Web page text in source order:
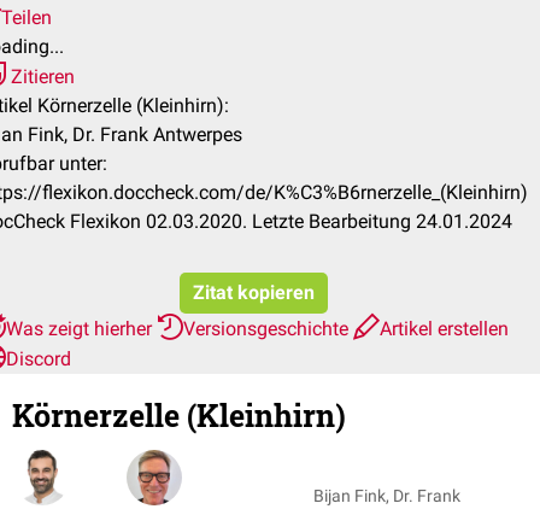
Teilen
Zitieren
Körnerzelle (Kleinhirn):
Fink, Dr. Frank Antwerpes
unter:
flexikon.doccheck.com/de/K%C3%B6rnerzelle_(Kleinhirn)
Flexikon 02.03.2020. Letzte Bearbeitung 24.01.2024
Zitat kopieren
Was zeigt hierher
Versionsgeschichte
Artikel erstellen
Discord
Körnerzelle (Kleinhirn)
Bijan Fink, Dr. Frank